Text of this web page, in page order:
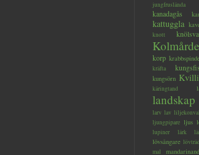
jungfruslända
kanadagås
kattuggla
knott
korp
kräfta
kungsörn
käringtand
landskap
larv lav
ljungpipare ljus
lupiner
lärk
lövsångare
mal mandarinand